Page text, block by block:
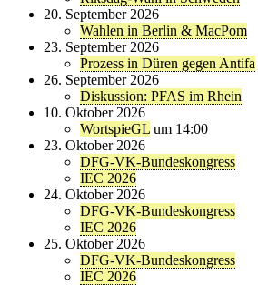
20. September 2026
Wahlen in Berlin & MacPom
23. September 2026
Prozess in Düren gegen Antifa
26. September 2026
Diskussion: PFAS im Rhein
10. Oktober 2026
WortspieGL um 14:00
23. Oktober 2026
DFG-VK-Bundeskongress
IEC 2026
24. Oktober 2026
DFG-VK-Bundeskongress
IEC 2026
25. Oktober 2026
DFG-VK-Bundeskongress
IEC 2026